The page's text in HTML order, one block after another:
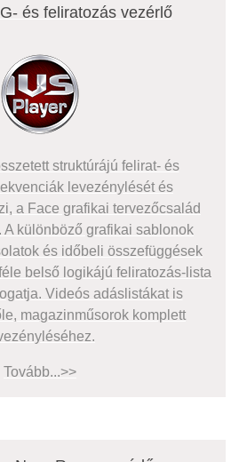
és feliratozás vezérlő
struktúrájú felirat- és
levezénylését és
a Face grafikai tervezőcsalád
különböző grafikai sablonok
és időbeli összefüggések
belső logikájú feliratozás-lista
Videós adáslistákat is
magazinműsorok komplett
Tovább...>>